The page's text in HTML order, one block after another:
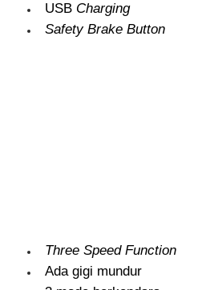
USB Charging
Safety Brake Button
Three Speed Function
Ada gigi mundur